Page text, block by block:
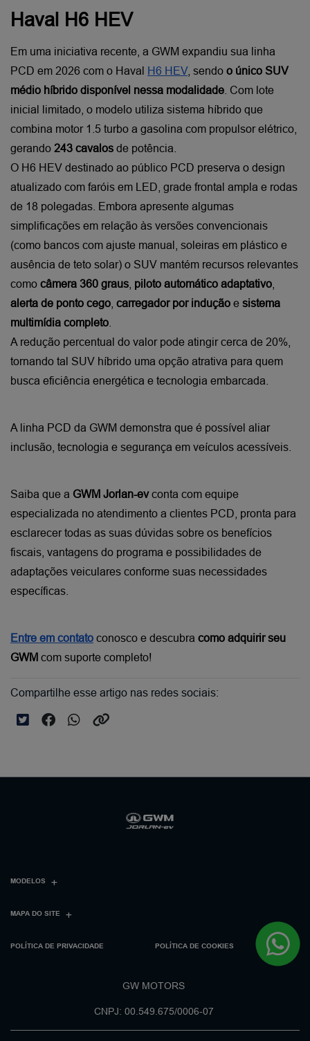
Haval H6 HEV
Em uma iniciativa recente, a GWM expandiu sua linha
PCD em 2026 com o Haval H6 HEV, sendo o único SUV
médio híbrido disponível nessa modalidade . Com lote
inicial limitado, o modelo utiliza sistema híbrido que
combina motor 1.5 turbo a gasolina com propulsor elétrico,
gerando 243 cavalos de potência.
O H6 HEV destinado ao público PCD preserva o design
atualizado com faróis em LED, grade frontal ampla e rodas
de 18 polegadas. Embora apresente algumas
simplificações em relação às versões convencionais
(como bancos com ajuste manual, soleiras em plástico e
ausência de teto solar) o SUV mantém recursos relevantes
como câmera 360 graus piloto automático adaptativo
alerta de ponto cego carregador por indução e sistema
multimídia completo
A redução percentual do valor pode atingir cerca de 20%,
tornando tal SUV híbrido uma opção atrativa para quem
busca eficiência energética e tecnologia embarcada.
A linha PCD da GWM demonstra que é possível aliar
inclusão, tecnologia e segurança em veículos acessíveis.
Saiba que a GWM Jorlan-ev conta com equipe
especializada no atendimento a clientes PCD, pronta para
esclarecer todas as suas dúvidas sobre os benefícios
fiscais, vantagens do programa e possibilidades de
adaptações veiculares conforme suas necessidades
específicas.
Entre em contato conosco e descubra como adquirir seu
GWM com suporte completo!
Compartilhe esse artigo nas redes sociais:
MODELOS
MAPA DO SITE
POLÍTICA DE PRIVACIDADE POLÍTICA DE COOKIES
GW MOTORS
CNPJ: 00.549.675/0006-07